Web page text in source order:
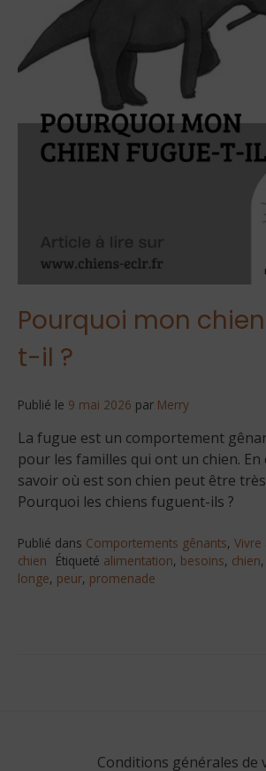
Pourquoi mon
t-il ?
Publié le 9 mai 2026 par Merry
La fugue est un comportement
pour les familles qui ont un chien. En
savoir où est son chien peut être
Pourquoi les chiens fuguent-ils ?
Publié dans Comportements gênants, Vivre
chien
Étiqueté alimentation, besoins, chien,
longe, peur, promenade
Conditions générales de